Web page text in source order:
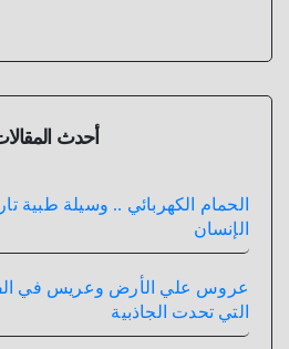
أحدث
الحمام الكهربائي .. وسيلة طبية
الإنسان
عروس علي الأرض وعريس في
التي تحدت الجاذبية